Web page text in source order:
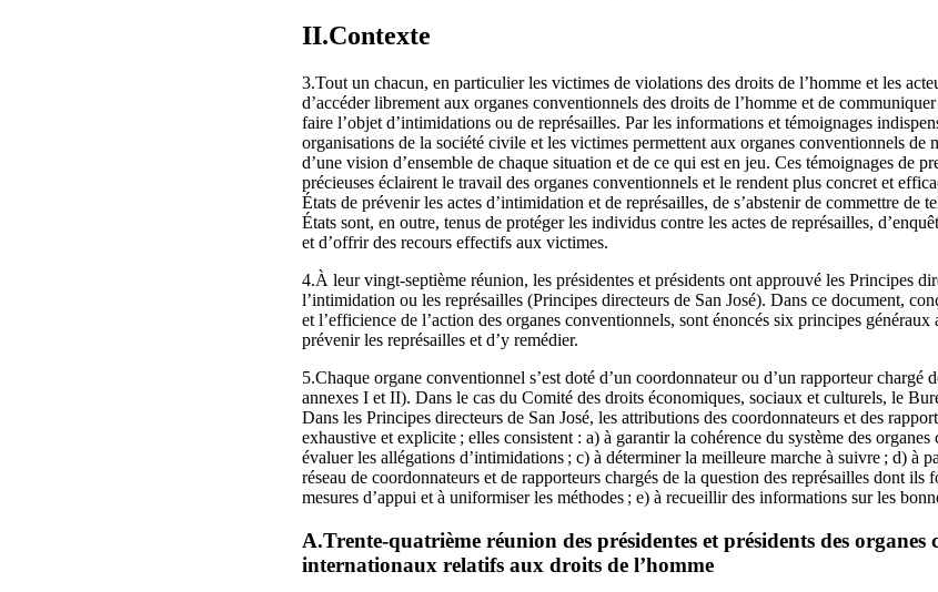
II.Contexte
3.Tout un chacun, en particulier les victimes de violations des droits de l’homme et les
d’accéder librement aux organes conventionnels des droits de l’homme et de
faire l’objet d’intimidations ou de représailles. Par les informations et témoignages
organisations de la société civile et les victimes permettent aux organes conventionnels de
d’une vision d’ensemble de chaque situation et de ce qui est en jeu. Ces témoignages de
précieuses éclairent le travail des organes conventionnels et le rendent plus concret et
États de prévenir les actes d’intimidation et de représailles, de s’abstenir de commettre de
États sont, en outre, tenus de protéger les individus contre les actes de représailles,
et d’offrir des recours effectifs aux victimes.
4.À leur vingt-septième réunion, les présidentes et présidents ont approuvé les Principes
l’intimidation ou les représailles (Principes directeurs de San José). Dans ce document,
et l’efficience de l’action des organes conventionnels, sont énoncés six principes généraux
prévenir les représailles et d’y remédier.
5.Chaque organe conventionnel s’est doté d’un coordonnateur ou d’un rapporteur chargé
annexes I et II). Dans le cas du Comité des droits économiques, sociaux et culturels, le
Dans les Principes directeurs de San José, les attributions des coordonnateurs et des
exhaustive et explicite ; elles consistent : a) à garantir la cohérence du système des
évaluer les allégations d’intimidations ; c) à déterminer la meilleure marche à suivre ; d) à
réseau de coordonnateurs et de rapporteurs chargés de la question des représailles dont ils
mesures d’appui et à uniformiser les méthodes ; e) à recueillir des informations sur les
A.Trente-quatrième réunion des présidentes et présidents des organes
internationaux relatifs aux droits de l’homme